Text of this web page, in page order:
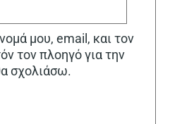
μου, email, και τον
τον πλοηγό για την
σχολιάσω.